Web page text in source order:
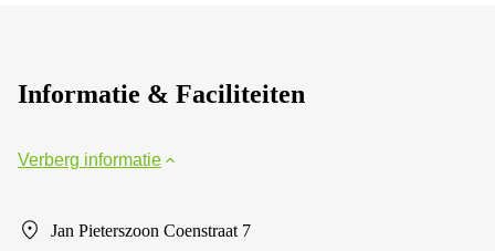
Informatie & Faciliteiten
Verberg informatie
Jan Pieterszoon Coenstraat 7